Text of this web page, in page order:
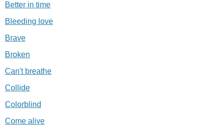
Better in time
Bleeding love
Brave
Broken
Can't breathe
Collide
Colorblind
Come alive